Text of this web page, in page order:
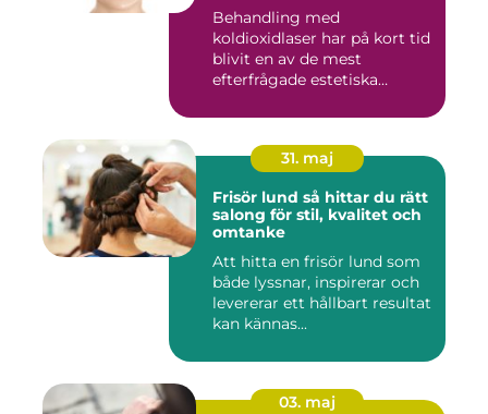
Behandling med
koldioxidlaser har på kort tid
blivit en av de mest
efterfrågade estetiska
31. maj
Frisör lund så hittar du rätt
salong för stil, kvalitet och
omtanke
Att hitta en frisör lund som
både lyssnar, inspirerar och
levererar ett hållbart resultat
kan kännas...
03. maj